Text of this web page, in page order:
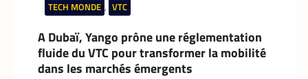
TECH MONDE , VTC
A Dubaï, Yango prône une réglementation
fluide du VTC pour transformer la mobilité
dans les marchés émergents